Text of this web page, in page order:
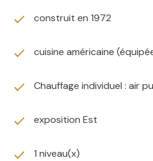
construit en 1972
cuisine américaine
Chauffage individuel : air
exposition Est
1 niveau(x)